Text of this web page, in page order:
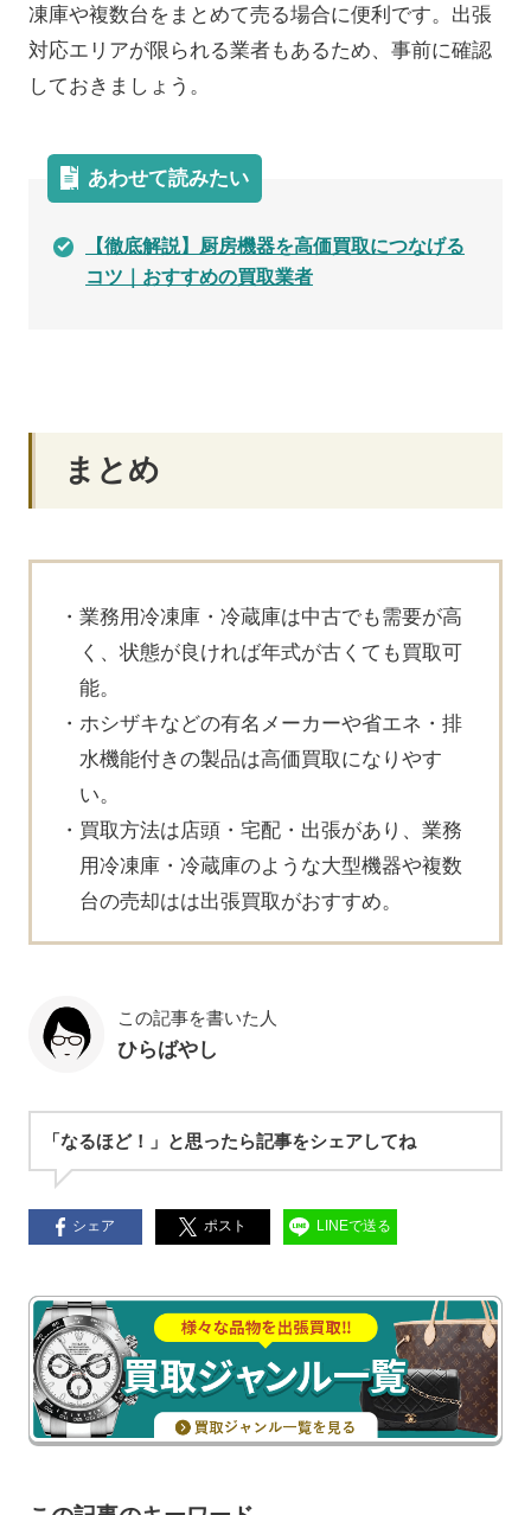
凍庫や複数台をまとめて売る場合に便利です。出張
対応エリアが限られる業者もあるため、事前に確認
しておきましょう。
あわせて読みたい
【徹底解説】厨房機器を高価買取につなげる
コツ｜おすすめの買取業者
まとめ
業務用冷凍庫・冷蔵庫は中古でも需要が高
く、状態が良ければ年式が古くても買取可
能。
ホシザキなどの有名メーカーや省エネ・排
水機能付きの製品は高価買取になりやす
い。
買取方法は店頭・宅配・出張があり、業務
用冷凍庫・冷蔵庫のような大型機器や複数
台の売却はは出張買取がおすすめ。
この記事を書いた人
ひらばやし
「なるほど！」と思ったら記事をシェアしてね
シェア ポスト LINEで送る